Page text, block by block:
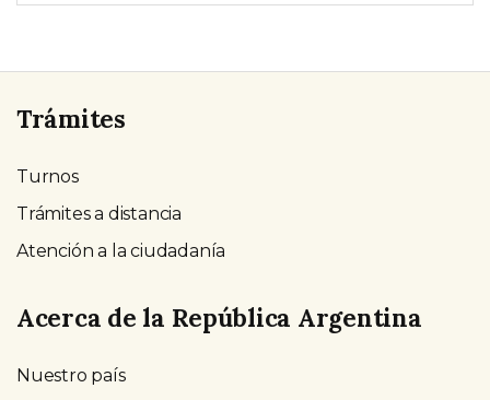
Trámites
Turnos
Trámites a distancia
Atención a la ciudadanía
Acerca de la República Argentina
Nuestro país